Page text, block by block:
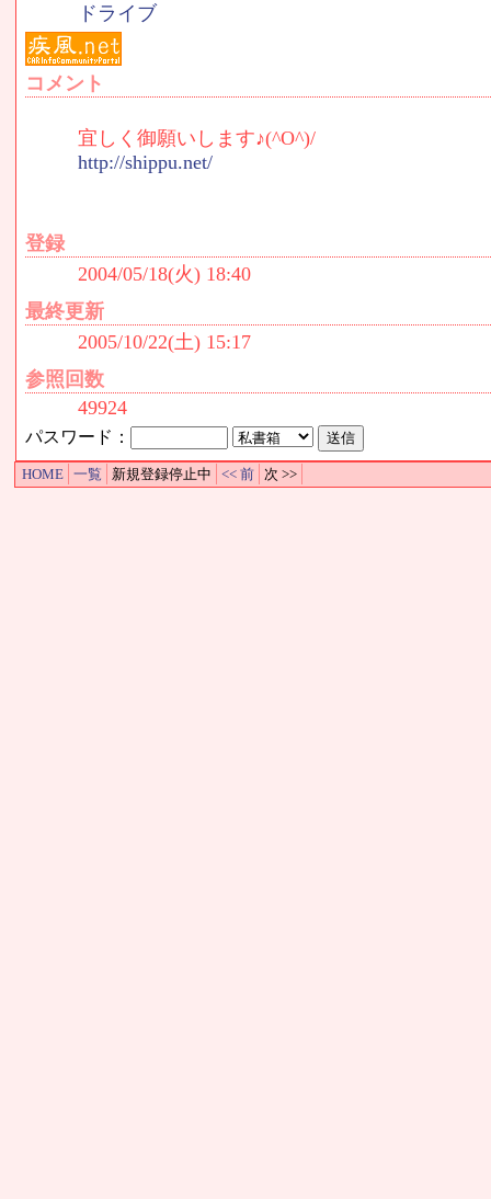
ドライブ
コメント
宜しく御願いします♪(^O^)/
http://shippu.net/
登録
2004/05/18(火) 18:40
最終更新
2005/10/22(土) 15:17
参照回数
49924
パスワード：
HOME 一覧 新規登録停止中 << 前 次 >>